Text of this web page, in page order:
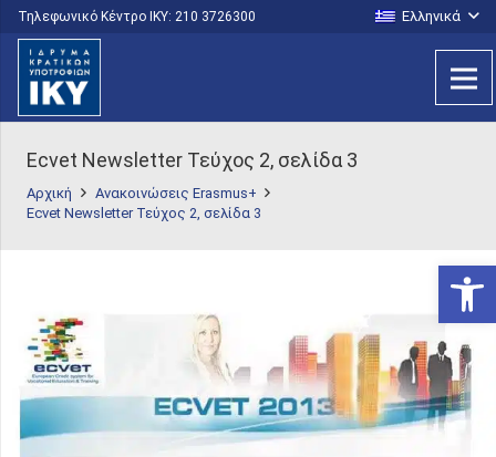
Τηλεφωνικό Κέντρο IKY: 210 3726300 Ελληνικά
Ecvet Newsletter Τεύχος 2, σελίδα 3
Αρχική
Ανακοινώσεις Erasmus+
Ecvet Newsletter Τεύχος 2, σελίδα 3